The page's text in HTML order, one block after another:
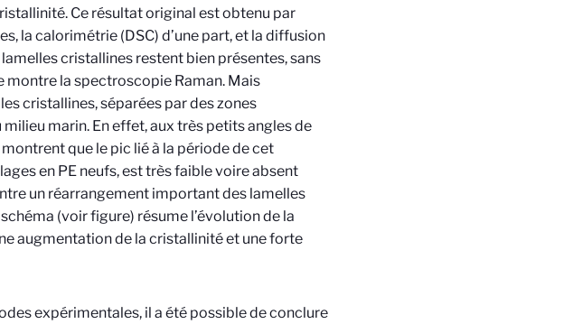
Ce résultat original est obtenu par
la calorimétrie (DSC) d’une part, et la diffusion
cristallines restent bien présentes, sans
montre la spectroscopie Raman. Mais
cristallines, séparées par des zones
marin. En effet, aux très petits angles de
que le pic lié à la période de cet
en PE neufs, est très faible voire absent
un réarrangement important des lamelles
(voir figure) résume l’évolution de la
augmentation de la cristallinité et une forte
expérimentales, il a été possible de conclure